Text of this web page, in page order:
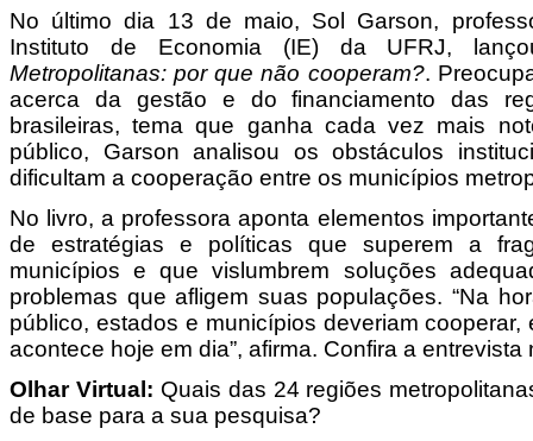
No último dia 13 de maio, Sol Garson,
Instituto de Economia (IE) da UFRJ,
Metropolitanas: por que não cooperam?.
acerca da gestão e do financiamento das
brasileiras, tema que ganha cada vez mais
público, Garson analisou os obstáculos
dificultam a cooperação entre os municípios
No livro, a professora aponta elementos
de estratégias e políticas que superem a
municípios e que vislumbrem soluções
problemas que afligem suas populações. “Na
público, estados e municípios deveriam cooperar,
acontece hoje em dia”, afirma. Confira a entrevista
Olhar Virtual: Quais das 24 regiões
de base para a sua pesquisa?